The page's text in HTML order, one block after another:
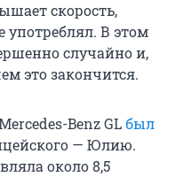
скорость,
употреблял. В этом
случайно и,
это закончится.
Benz GLбыл
— Юлию.
около 8,5